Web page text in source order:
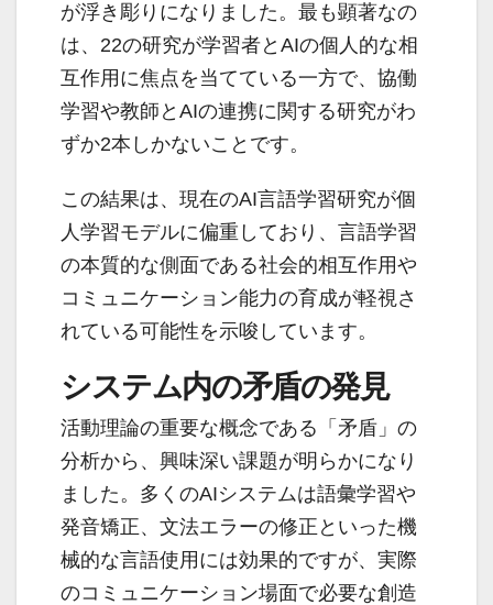
が浮き彫りになりました。最も顕著なの
は、22の研究が学習者とAIの個人的な相
互作用に焦点を当てている一方で、協働
学習や教師とAIの連携に関する研究がわ
ずか2本しかないことです。
この結果は、現在のAI言語学習研究が個
人学習モデルに偏重しており、言語学習
の本質的な側面である社会的相互作用や
コミュニケーション能力の育成が軽視さ
れている可能性を示唆しています。
システム内の矛盾の発見
活動理論の重要な概念である「矛盾」の
分析から、興味深い課題が明らかになり
ました。多くのAIシステムは語彙学習や
発音矯正、文法エラーの修正といった機
械的な言語使用には効果的ですが、実際
のコミュニケーション場面で必要な創造